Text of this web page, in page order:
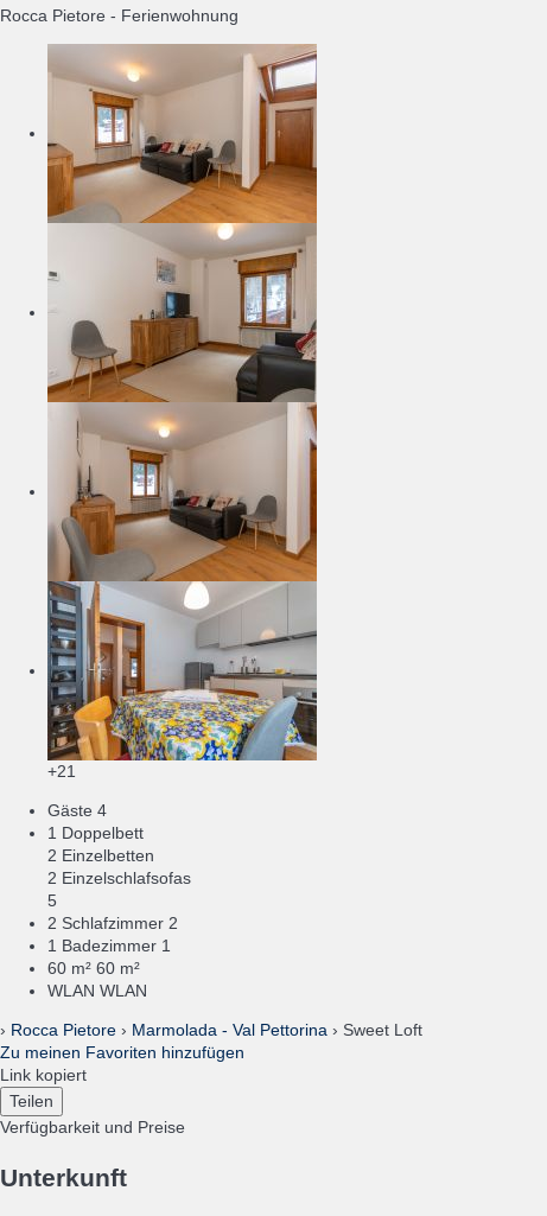
Rocca Pietore - Ferienwohnung
+21
Gäste 4
1 Doppelbett
2 Einzelbetten
2 Einzelschlafsofas
5
2 Schlafzimmer 2
1 Badezimmer 1
60 m² 60 m²
WLAN WLAN
› Rocca Pietore › Marmolada - Val Pettorina › Sweet Loft
Zu meinen Favoriten hinzufügen
Link kopiert
Teilen
Verfügbarkeit und Preise
Unterkunft